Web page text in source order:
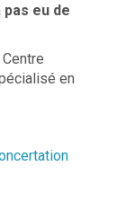
pas eu de
en